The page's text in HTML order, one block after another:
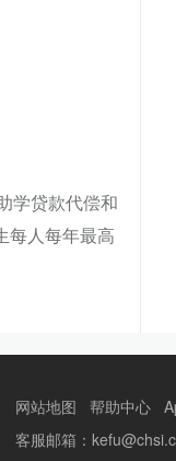
学贷款代偿和
每人每年最高
网站地图 帮助中心
客服邮箱：